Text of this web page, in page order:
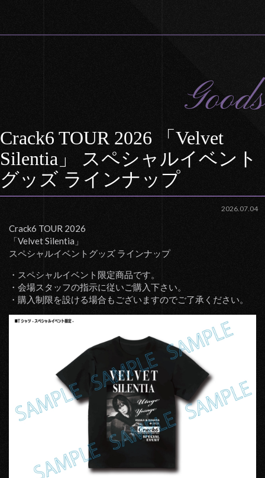
Goods
Crack6 TOUR 2026 「Velvet
Silentia」 スペシャルイベント
グッズ ラインナップ
2026.07.04
Crack6 TOUR 2026
「Velvet Silentia」
スペシャルイベントグッズ ラインナップ
・スペシャルイベント限定商品です。
・会場スタッフの指示に従いご購入下さい。
・購入制限を設ける場合もございますのでご了承ください。